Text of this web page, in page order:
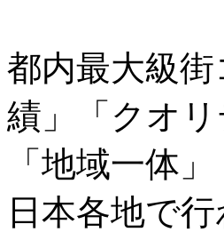
都内最大級
績」「クオ
「地域一体
日本各地で